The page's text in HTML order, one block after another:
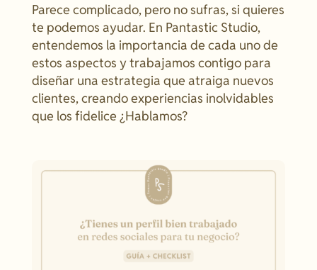
Parece complicado, pero no sufras, si quieres
te podemos ayudar. En Pantastic Studio,
entendemos la importancia de cada uno de
estos aspectos y trabajamos contigo para
diseñar una estrategia que atraiga nuevos
clientes, creando experiencias inolvidables
que los fidelice ¿Hablamos?